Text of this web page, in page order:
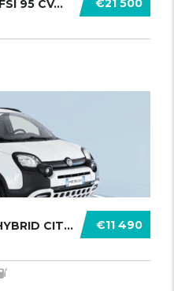
€21 500
95 CV...
€11 490
FIAT PANDA 1.0 FIRE-FLY HYBRID CITY .......